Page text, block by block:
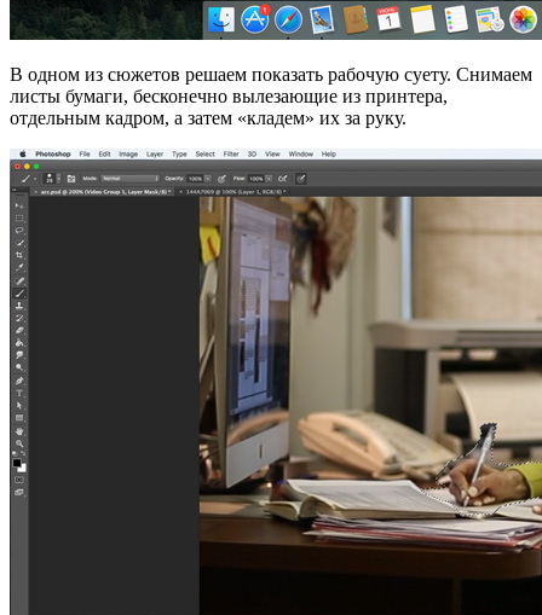
В одном из сюжетов решаем показать рабочую суету. Снимаем
листы бумаги, бесконечно вылезающие из принтера,
отдельным кадром, а затем «кладем» их за руку.